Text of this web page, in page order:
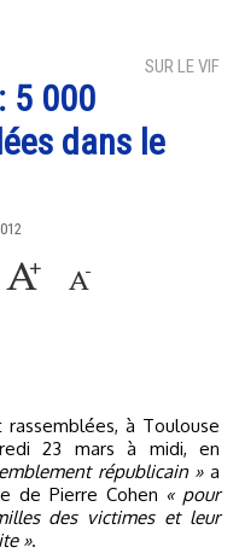
SUR LE VIF
5 000
dans le
23 mars à midi, en
républicain »a
de Pierre Cohen « pour
des victimes et leur
».